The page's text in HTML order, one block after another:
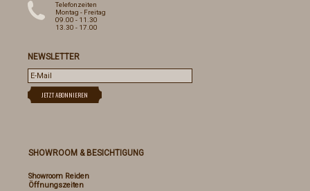
Telefonzeiten
Montag - Freitag
09.00 - 11.30
13.30 - 17.00
NEWSLETTER
SHOWROOM & BESICHTIGUNG
Showroom Reiden
Öffnungszeiten